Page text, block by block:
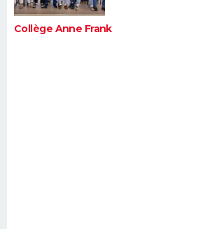
Collège Anne Frank